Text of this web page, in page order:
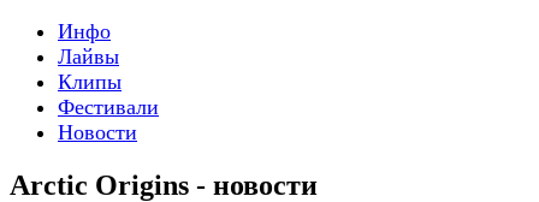
Инфо
Лайвы
Клипы
Фестивали
Новости
Arctic Origins - новости